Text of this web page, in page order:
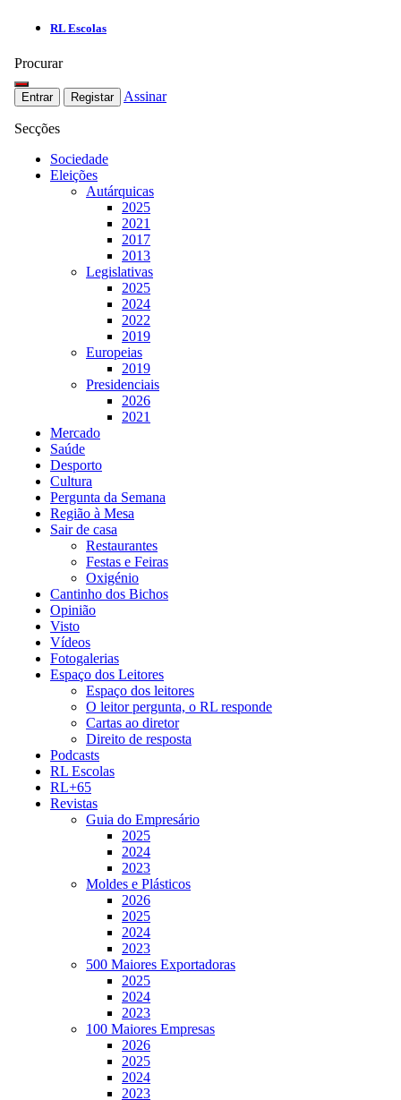
RL Escolas
Procurar
Entrar Registar Assinar
Secções
Sociedade
Eleições
Autárquicas
2025
2021
2017
2013
Legislativas
2025
2024
2022
2019
Europeias
2019
Presidenciais
2026
2021
Mercado
Saúde
Desporto
Cultura
Pergunta da Semana
Região à Mesa
Sair de casa
Restaurantes
Festas e Feiras
Oxigénio
Cantinho dos Bichos
Opinião
Visto
Vídeos
Fotogalerias
Espaço dos Leitores
Espaço dos leitores
O leitor pergunta, o RL responde
Cartas ao diretor
Direito de resposta
Podcasts
RL Escolas
RL+65
Revistas
Guia do Empresário
2025
2024
2023
Moldes e Plásticos
2026
2025
2024
2023
500 Maiores Exportadoras
2025
2024
2023
100 Maiores Empresas
2026
2025
2024
2023